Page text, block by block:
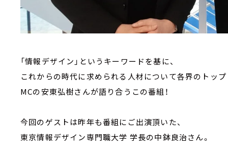
「情報デザイン」というキーワードを基に、
これからの時代に求められる人材について各界のトッ
MCの安東弘樹さんが語り合うこの番組！
今回のゲストは昨年も番組にご出演頂いた、
東京情報デザイン専門職大学 学長の中鉢良治さん。